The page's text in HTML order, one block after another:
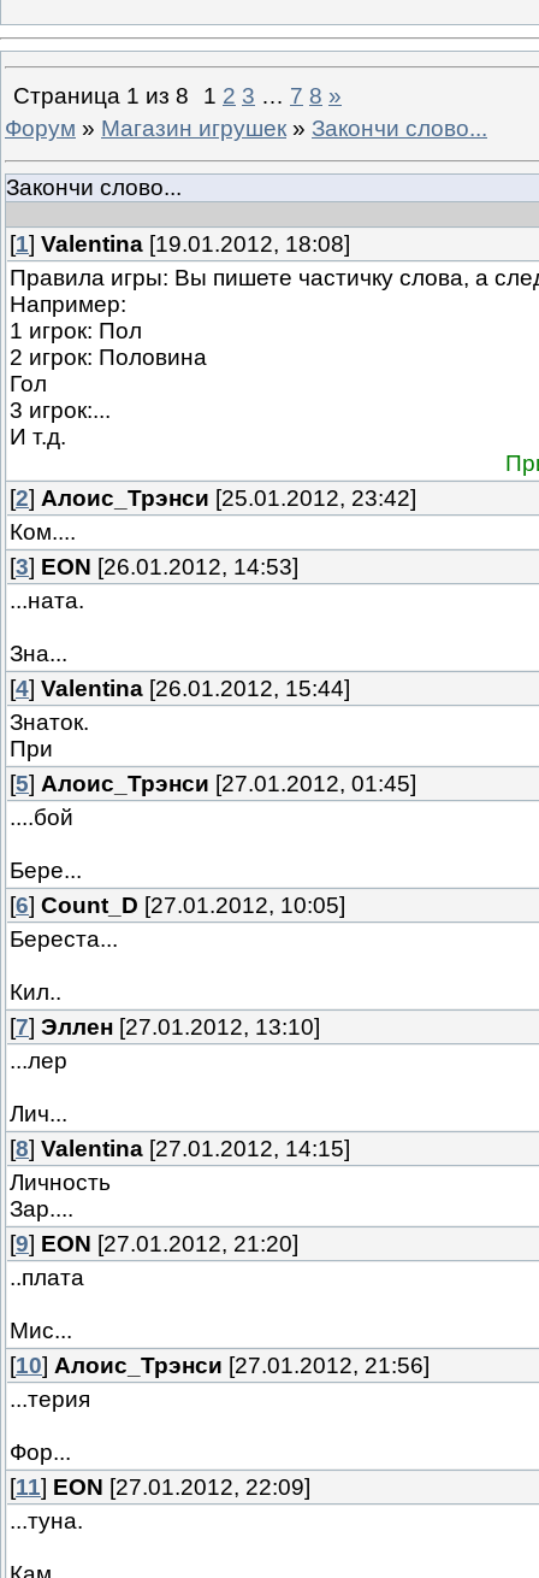
Страница 1 из 8 1 2 3 … 7 8 »
Форум » Магазин игрушек » Закончи слово...
Закончи слово...
[1] Valentina [19.01.2012, 18:08]
Правила игры: Вы пишете частичку слова, а
Например:
1 игрок: Пол
2 игрок: Половина
Гол
3 игрок:...
И т.д.
[2] Алоис_Трэнси [25.01.2012, 23:42]
Ком....
[3] EON [26.01.2012, 14:53]
...ната.
Зна...
[4] Valentina [26.01.2012, 15:44]
Знаток.
При
[5] Алоис_Трэнси [27.01.2012, 01:45]
....бой
Бере...
[6] Count_D [27.01.2012, 10:05]
Береста...
Кил..
[7] Эллен [27.01.2012, 13:10]
...лер
Лич...
[8] Valentina [27.01.2012, 14:15]
Личность
Зар....
[9] EON [27.01.2012, 21:20]
..плата
Мис...
[10] Алоис_Трэнси [27.01.2012, 21:56]
...терия
Фор...
[11] EON [27.01.2012, 22:09]
...туна.